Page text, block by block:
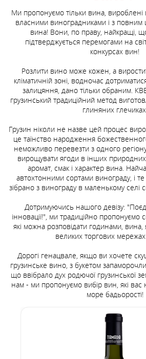
Замовити
- +
Замовити доставку
Замовити
- +
Замовити доставку
- +
Замовити доставку
Ми пропонуємо тільки вина, вироблені в
власними виноградниками і з
вина! Вони, по праву, найкращі,
підтверджується перемогами на
конкурсах вин!
Розлити вино може кожен, а
кліматичній зоні, водночас
залицяння, дано тільки обраним.
грузинський традиційний метод
глиняних
Грузин ніколи не назве цей процес
це таїнство народження
неможливо перевезти з одного
вирощувати ягоди в інших
аромат, смак і характер вина.
автохтонними сортами винограду, і
зібрано з винограду в маленькому
Дотримуючись нашого девізу:
інновації!", ми традиційно пропонуємо
які можна розповідати годинами, вина,
великих торгових мережах
Дорогі генацвале, якщо ви хочете
грузинське вино, з букетом
що ввібрало дух родючої грузинської
нам - ми пропонуємо вибір вин, які вас
море бадьорості!